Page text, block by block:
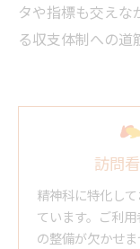
タや指標も交えな
る収支体制への道
訪問
精神科に特化し
ています。ご利
の整備が欠かせ